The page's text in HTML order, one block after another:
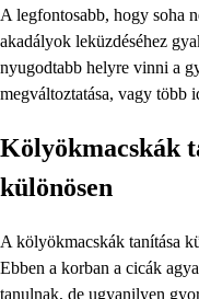
A legfontosabb, hogy soha
akadályok leküzdéséhez
nyugodtabb helyre vinni a
megváltoztatása, vagy több
Kölyökmacskák
különösen
A kölyökmacskák tanítása
Ebben a korban a cicák
tanulnak, de ugyanilyen